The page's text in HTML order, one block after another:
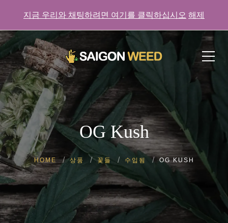
지금 우리와 채팅하려면 여기를 클릭하세요!
OG Kush
HOME 상품 꽃들 수입됨 OG KUSH
지금 우리와 채팅하려면 여기를 클릭하십시오 해제